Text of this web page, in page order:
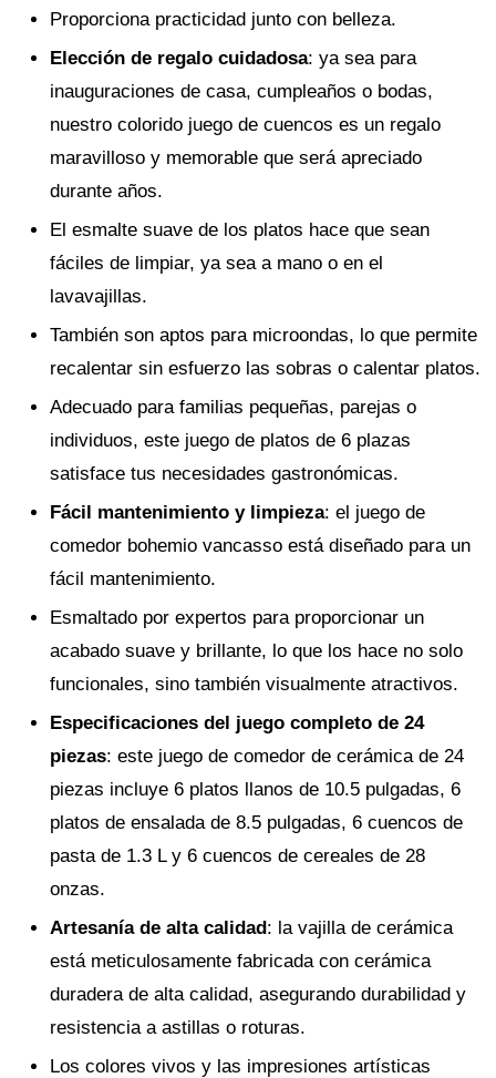
Proporciona practicidad junto con belleza.
Elección de regalo cuidadosa: ya sea para
inauguraciones de casa, cumpleaños o bodas,
nuestro colorido juego de cuencos es un regalo
maravilloso y memorable que será apreciado
durante años.
El esmalte suave de los platos hace que sean
fáciles de limpiar, ya sea a mano o en el
lavavajillas.
También son aptos para microondas, lo que permite
recalentar sin esfuerzo las sobras o calentar platos.
Adecuado para familias pequeñas, parejas o
individuos, este juego de platos de 6 plazas
satisface tus necesidades gastronómicas.
Fácil mantenimiento y limpieza: el juego de
comedor bohemio vancasso está diseñado para un
fácil mantenimiento.
Esmaltado por expertos para proporcionar un
acabado suave y brillante, lo que los hace no solo
funcionales, sino también visualmente atractivos.
Especificaciones del juego completo de 24
piezas: este juego de comedor de cerámica de 24
piezas incluye 6 platos llanos de 10.5 pulgadas, 6
platos de ensalada de 8.5 pulgadas, 6 cuencos de
pasta de 1.3 L y 6 cuencos de cereales de 28
onzas.
Artesanía de alta calidad: la vajilla de cerámica
está meticulosamente fabricada con cerámica
duradera de alta calidad, asegurando durabilidad y
resistencia a astillas o roturas.
Los colores vivos y las impresiones artísticas